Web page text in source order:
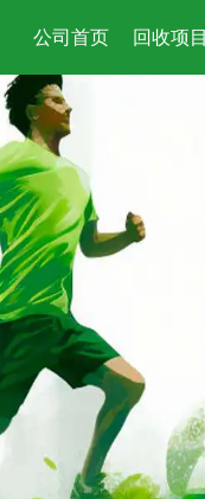
公司首页 回收项目